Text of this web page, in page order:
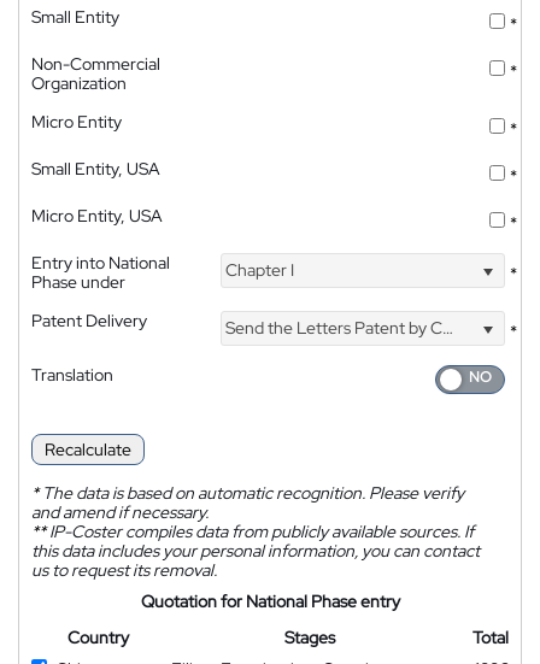
Small Entity
*
Non-Commercial
Organization
*
Micro Entity
*
Small Entity, USA
*
Micro Entity, USA
*
Entry into National
Phase under
Chapter I *
Patent Delivery Send the Letters Patent by Courier
*
Translation
Recalculate
*The data is based on automatic recognition. Please verify
and amend if necessary.
**IP-Coster compiles data from publicly available sources. If
this data includes your personal information, you can contact
us to request its removal.
Quotation for National Phase entry
Country
Stages
Total